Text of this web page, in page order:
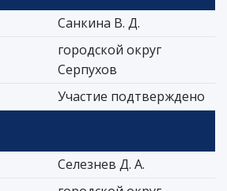
Санкина В. Д.
городской округ
Серпухов
Участие подтверждено
Селезнев Д. А.